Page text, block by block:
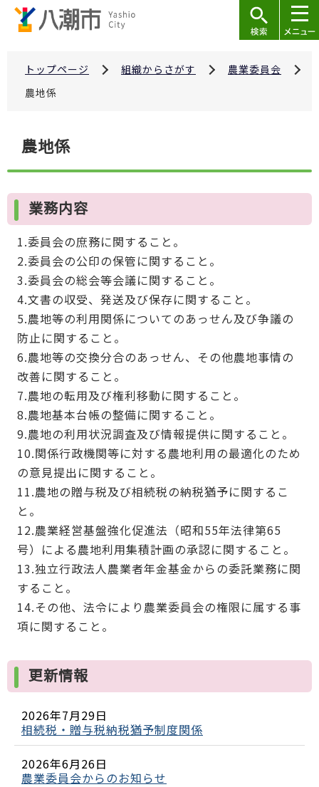
トップページ 組織からさがす
農業委員会
農地係
こ
こ
ら
農地係
業務内容
1.委員会の庶務に関すること。
2.委員会の公印の保管に関すること。
3.委員会の総会等会議に関すること。
4.文書の収受、発送及び保存に関すること。
5.農地等の利用関係についてのあっせん及び争議の
防止に関すること。
6.農地等の交換分合のあっせん、その他農地事情の
改善に関すること。
7.農地の転用及び権利移動に関すること。
8.農地基本台帳の整備に関すること。
9.農地の利用状況調査及び情報提供に関すること。
10.関係行政機関等に対する農地利用の最適化のため
の意見提出に関すること。
11.農地の贈与税及び相続税の納税猶予に関するこ
と。
12.農業経営基盤強化促進法（昭和55年法律第65
号）による農地利用集積計画の承認に関すること。
13.独立行政法人農業者年金基金からの委託業務に関
すること。
14.その他、法令により農業委員会の権限に属する事
項に関すること。
更新情報
2026年7月29日
相続税・贈与税納税猶予制度関係
2026年6月26日
農業委員会からのお知らせ